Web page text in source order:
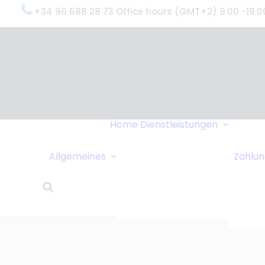
+34 96 688 28 73 Office hours (GMT+2) 9.00 -
Home Dienstleistungen
Allgemeines
Datenschutzrichtlinie